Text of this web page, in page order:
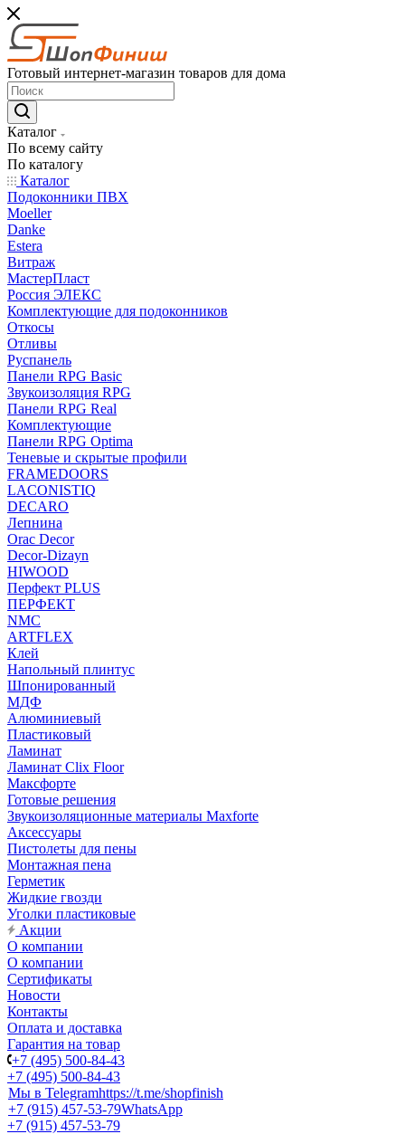
Готовый интернет-магазин товаров для дома
Каталог
По всему сайту
По каталогу
Каталог
Подоконники ПВХ
Moeller
Danke
Estera
Витраж
МастерПласт
Россия ЭЛЕКС
Комплектующие для подоконников
Откосы
Отливы
Руспанель
Панели RPG Basic
Звукоизоляция RPG
Панели RPG Real
Комплектующие
Панели RPG Optima
Теневые и скрытые профили
FRAMEDOORS
LACONISTIQ
DECARO
Лепнина
Orac Decor
Decor-Dizayn
HIWOOD
Перфект PLUS
ПЕРФЕКТ
NMC
ARTFLEX
Клей
Напольный плинтус
Шпонированный
МДФ
Алюминиевый
Пластиковый
Ламинат
Ламинат Clix Floor
Максфорте
Готовые решения
Звукоизоляционные материалы Maxforte
Аксессуары
Пистолеты для пены
Монтажная пена
Герметик
Жидкие гвозди
Уголки пластиковые
Акции
О компании
О компании
Сертификаты
Новости
Контакты
Оплата и доставка
Гарантия на товар
+7 (495) 500-84-43
+7 (495) 500-84-43
Мы в Telegramhttps://t.me/shopfinish
+7 (915) 457-53-79WhatsApp
+7 (915) 457-53-79